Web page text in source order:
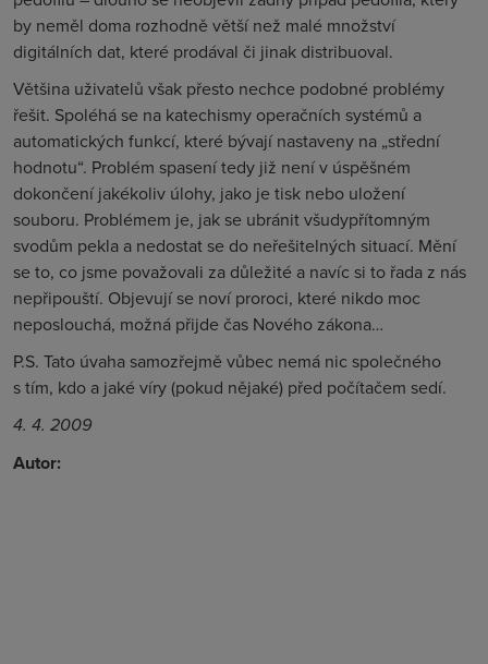
by neměl doma rozhodně větší než malé množství
digitálních dat, které prodával či jinak distribuoval.
Většina uživatelů však přesto nechce podobné problémy
řešit. Spoléhá se na katechismy operačních systémů a
automatických funkcí, které bývají nastaveny na „střední
hodnotu“. Problém spasení tedy již není v úspěšném
dokončení jakékoliv úlohy, jako je tisk nebo uložení
souboru. Problémem je, jak se ubránit všudypřítomným
svodům pekla a nedostat se do neřešitelných situací. Mění
se to, co jsme považovali za důležité a navíc si to řada z nás
nepřipouští. Objevují se noví proroci, které nikdo moc
neposlouchá, možná přijde čas Nového zákona…
P.S. Tato úvaha samozřejmě vůbec nemá nic společného
s tím, kdo a jaké víry (pokud nějaké) před počítačem sedí.
4. 4. 2009
Autor: